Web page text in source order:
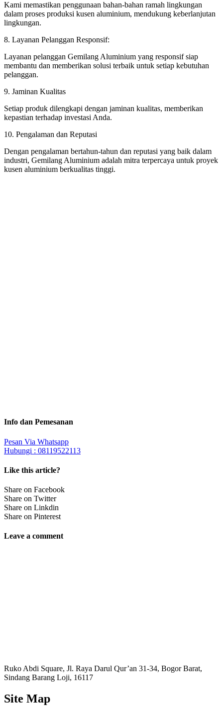
Kami memastikan penggunaan bahan-bahan ramah lingkungan
dalam proses produksi kusen aluminium, mendukung keberlanjutan
lingkungan.
8. Layanan Pelanggan Responsif:
Layanan pelanggan Gemilang Aluminium yang responsif siap
membantu dan memberikan solusi terbaik untuk setiap kebutuhan
pelanggan.
9. Jaminan Kualitas
Setiap produk dilengkapi dengan jaminan kualitas, memberikan
kepastian terhadap investasi Anda.
10. Pengalaman dan Reputasi
Dengan pengalaman bertahun-tahun dan reputasi yang baik dalam
industri, Gemilang Aluminium adalah mitra terpercaya untuk proyek
kusen aluminium berkualitas tinggi.
Info dan Pemesanan
Pesan Via Whatsapp
Hubungi : 08119522113
Like this article?
Share on Facebook
Share on Twitter
Share on Linkdin
Share on Pinterest
Leave a comment
Ruko Abdi Square, Jl. Raya Darul Qur’an 31-34, Bogor Barat,
Sindang Barang Loji, 16117
Site Map